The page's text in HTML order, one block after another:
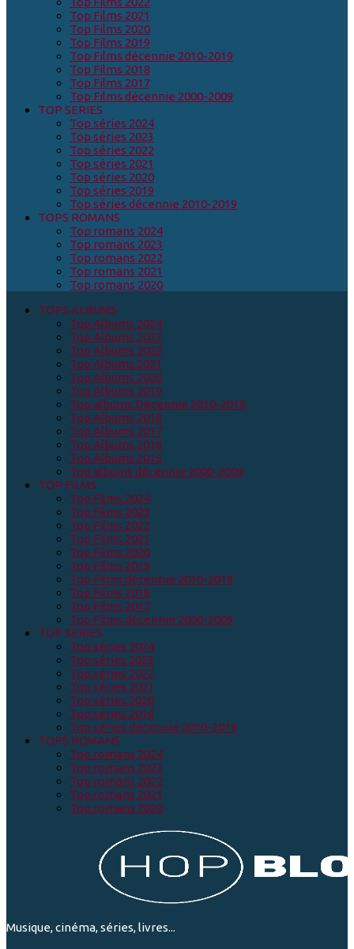
Top Films 2021
Top Films 2020
Top Films 2019
Top Films décennie 2010-2019
Top Films 2018
Top Films 2017
Top Films décennie 2000-2009
TOP SERIES
Top séries 2024
Top séries 2023
Top séries 2022
Top séries 2021
Top séries 2020
Top séries 2019
Top séries décennie 2010-2019
TOPS ROMANS
Top romans 2024
Top romans 2023
Top romans 2022
Top romans 2021
Top romans 2020
TOPS ALBUMS
Top Albums 2024
Top Albums 2023
Top Albums 2022
Top Albums 2021
Top Albums 2020
Top Albums 2019
Top albums Décennie 2010-2019
Top Albums 2018
Top Albums 2017
Top Albums 2016
Top Albums 2015
Top albums décennie 2000-2009
TOP FILMS
Top Films 2024
Top Films 2023
Top Films 2022
Top Films 2021
Top Films 2020
Top Films 2019
Top Films décennie 2010-2019
Top Films 2018
Top Films 2017
Top Films décennie 2000-2009
TOP SERIES
Top séries 2024
Top séries 2023
Top séries 2022
Top séries 2021
Top séries 2020
Top séries 2019
Top séries décennie 2010-2019
TOPS ROMANS
Top romans 2024
Top romans 2023
Top romans 2022
Top romans 2021
Top romans 2020
Musique, cinéma, séries, livres...